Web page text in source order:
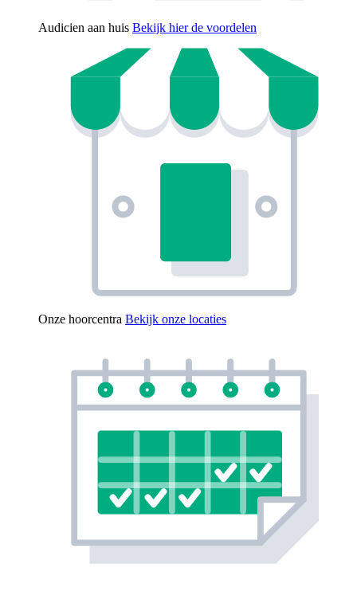
Audicien aan huis Bekijk hier de voordelen
Onze hoorcentra Bekijk onze locaties